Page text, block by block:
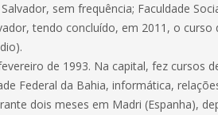
sem frequência; Faculdade
tendo concluído, em 2011, o curso
de 1993. Na capital, fez cursos
Federal da Bahia, informática,
dois meses em Madri (Espanha),